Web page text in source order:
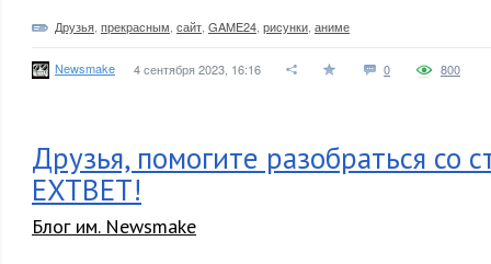
Друзья прекрасным сайт GAME24 рисунки аниме
Newsmake 4 сентября 2023, 16:16 0 800
Друзья, помогите разобраться со
EXTBET!
Блог им. Newsmake